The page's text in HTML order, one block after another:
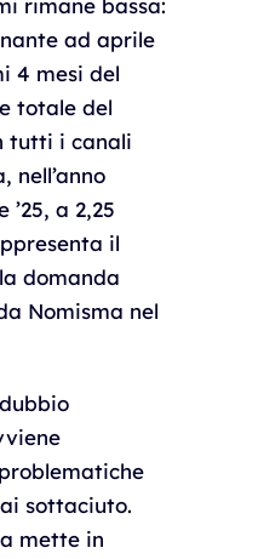
rimane bassa:
ad aprile
4 mesi del
totale del
tutti i canali
nell’anno
a 2,25
il
domanda
Nomisma nel
sottaciuto.
mette in